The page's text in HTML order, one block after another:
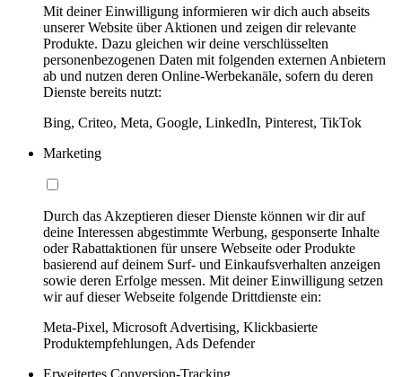
Mit deiner Einwilligung informieren wir dich auch abseits
unserer Website über Aktionen und zeigen dir relevante
Produkte. Dazu gleichen wir deine verschlüsselten
personenbezogenen Daten mit folgenden externen Anbietern
ab und nutzen deren Online-Werbekanäle, sofern du deren
Dienste bereits nutzt:
Bing, Criteo, Meta, Google, LinkedIn, Pinterest, TikTok
Marketing
Durch das Akzeptieren dieser Dienste können wir dir auf
deine Interessen abgestimmte Werbung, gesponserte Inhalte
oder Rabattaktionen für unsere Webseite oder Produkte
basierend auf deinem Surf- und Einkaufsverhalten anzeigen
sowie deren Erfolge messen. Mit deiner Einwilligung setzen
wir auf dieser Webseite folgende Drittdienste ein:
Meta-Pixel, Microsoft Advertising, Klickbasierte
Produktempfehlungen, Ads Defender
Erweitertes Conversion-Tracking